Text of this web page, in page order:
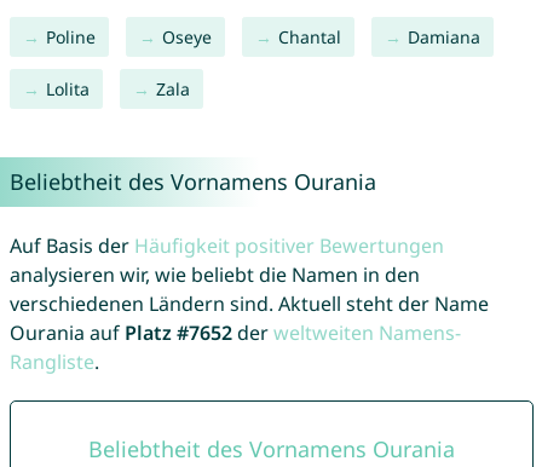
Poline Oseye Chantal Damiana
Lolita Zala
Beliebtheit des Vornamens Ourania
Auf Basis der Häufigkeit positiver Bewertungen
analysieren wir, wie beliebt die Namen in den
verschiedenen Ländern sind. Aktuell steht der Name
Ourania auf Platz #7652derweltweiten Namens-
Rangliste.